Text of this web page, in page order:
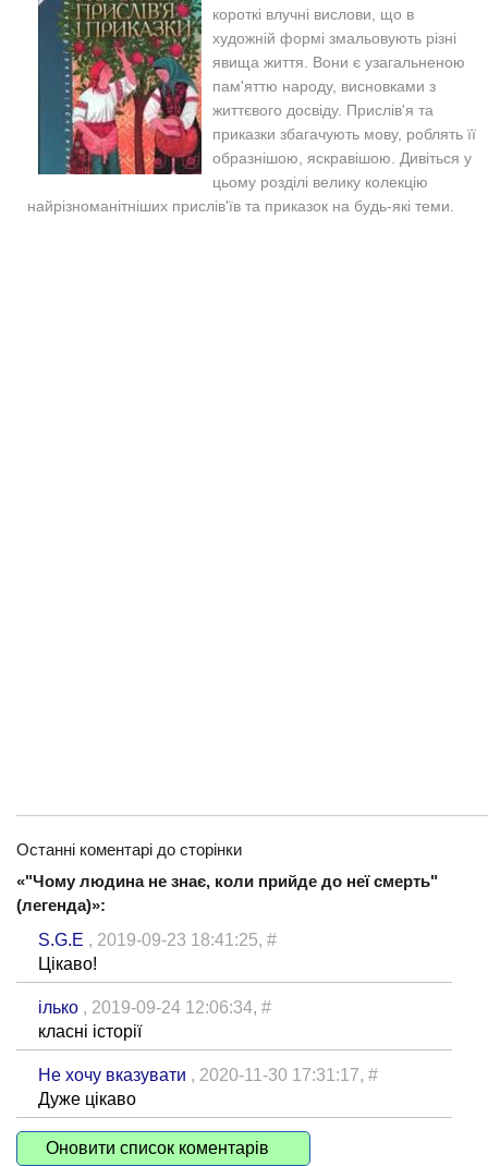
короткі влучні вислови, що в
художній формі змальовують різні
явища життя. Вони є узагальненою
пам'яттю народу, висновками з
життєвого досвіду. Прислів'я та
приказки збагачують мову, роблять її
образнішою, яскравішою. Дивіться у
цьому розділі велику колекцію
найрізноманітніших прислів'їв та приказок на будь-які теми.
Останні коментарі до сторінки
«"Чому людина не знає, коли прийде до неї смерть"
(легенда)»:
S.G.E , 2019-09-23 18:41:25, #
Цікаво!
ілько , 2019-09-24 12:06:34, #
класні історії
Не хочу вказувати , 2020-11-30 17:31:17, #
Дуже цікаво
Оновити список коментарів